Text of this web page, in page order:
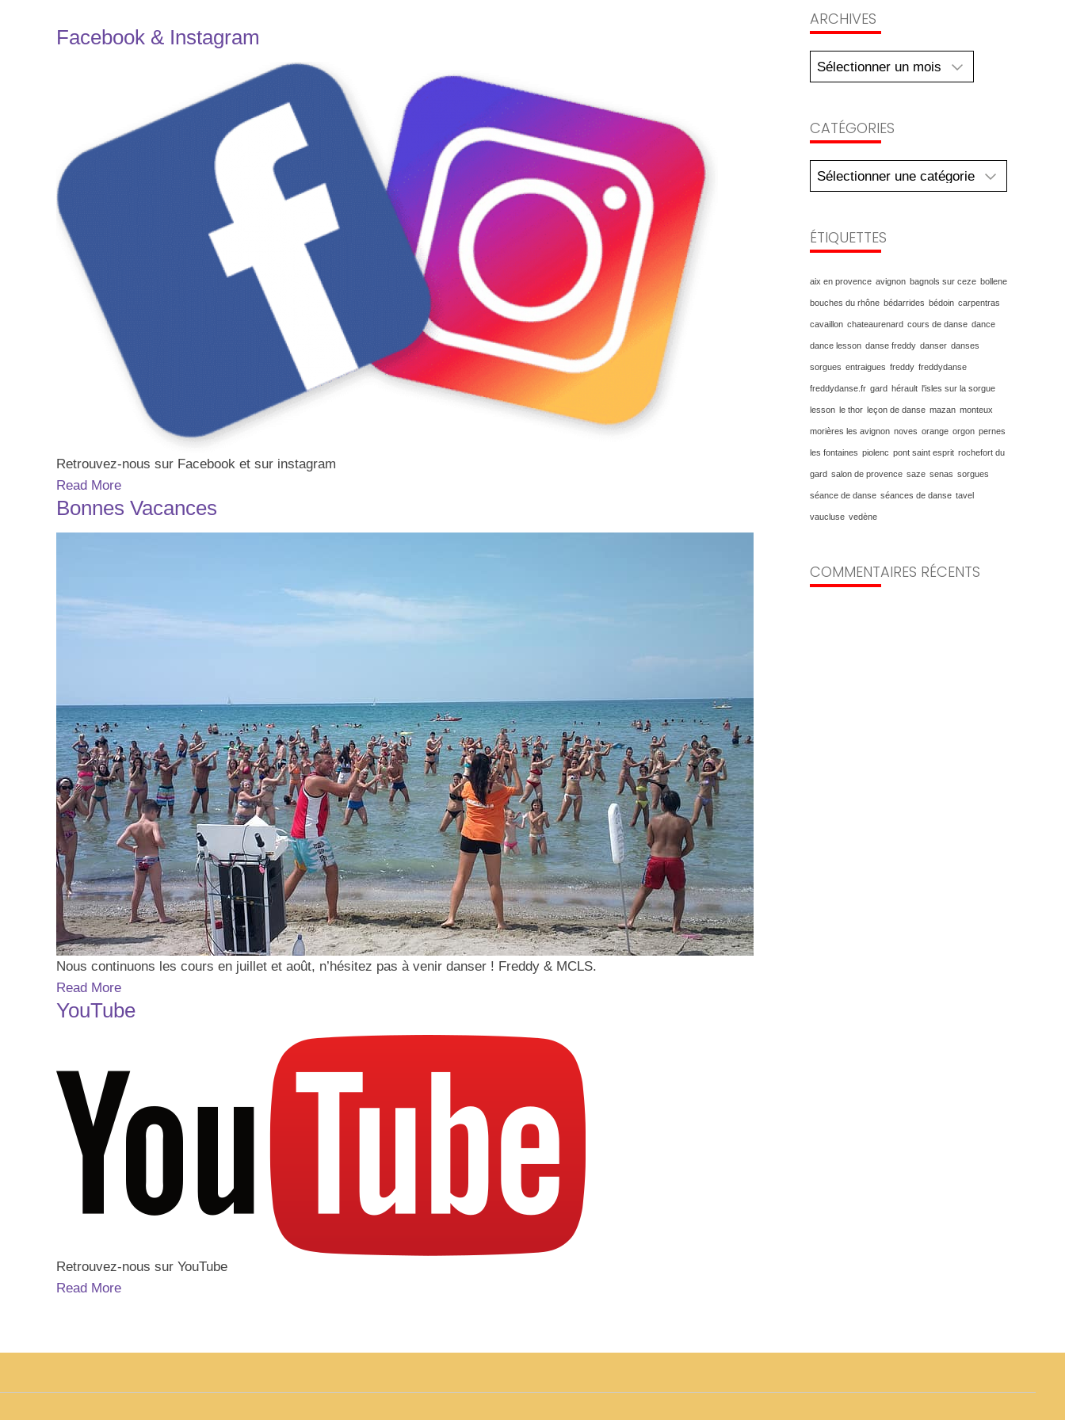
Facebook & Instagram
Retrouvez-nous sur Facebook et sur instagram
Read More
Bonnes Vacances
Nous continuons les cours en juillet et août, n’hésitez pas à venir danser ! Freddy & MCLS.
Read More
YouTube
Retrouvez-nous sur YouTube
Read More
ARCHIVES
CATÉGORIES
Catégories
ÉTIQUETTES
aix en provence avignon bagnols sur ceze bollene
bouches du rhône bédarrides bédoin carpentras
cavaillon chateaurenard cours de danse dance
dance lesson danse freddy danser danses
sorgues entraigues freddy freddydanse
freddydanse.fr gard hérault l'isles sur la sorgue
lesson le thor leçon de danse mazan monteux
morières les avignon noves orange orgon pernes
les fontaines piolenc pont saint esprit rochefort du
gard salon de provence saze senas sorgues
séance de danse séances de danse tavel
vaucluse vedène
COMMENTAIRES RÉCENTS